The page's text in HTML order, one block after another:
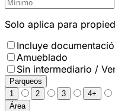
Solo aplica para
Incluye
Amueblado
Sin intermediario /
Parqueos
1
2 3
4+
Área